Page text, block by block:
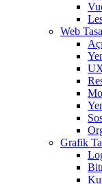
Web
Grafik